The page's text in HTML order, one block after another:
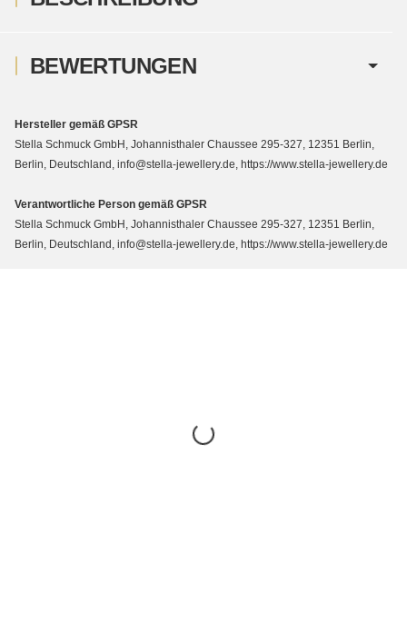
BEWERTUNGEN
Hersteller gemäß GPSR
Stella Schmuck GmbH, Johannisthaler Chaussee 295-327, 12351 Berlin,
Berlin, Deutschland, info@stella-jewellery.de, https://www.stella-jewellery.de
Verantwortliche Person gemäß GPSR
Stella Schmuck GmbH, Johannisthaler Chaussee 295-327, 12351 Berlin,
Berlin, Deutschland, info@stella-jewellery.de, https://www.stella-jewellery.de